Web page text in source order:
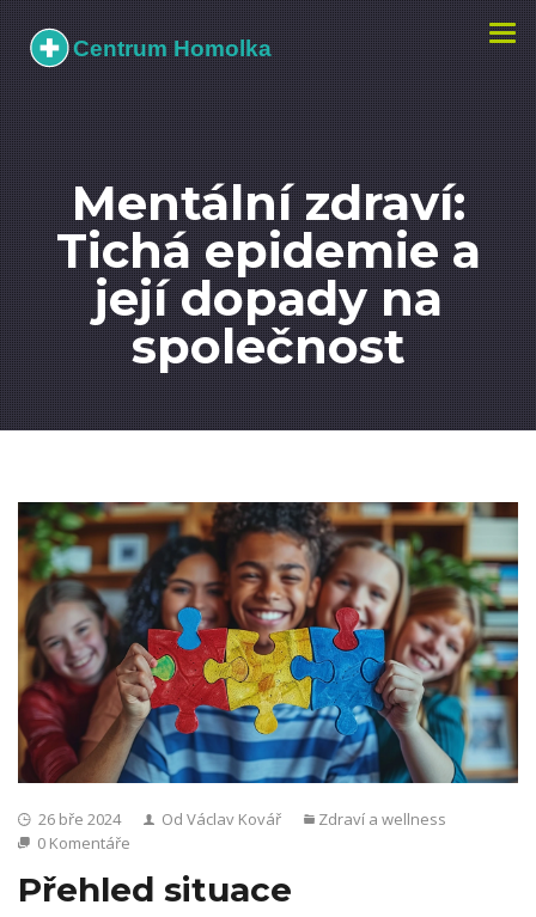
Mentální zdraví:
Tichá epidemie a
její dopady na
společnost
26 bře 2024 Od Václav Kovář
Zdraví a wellness
0 Komentáře
Přehled situace